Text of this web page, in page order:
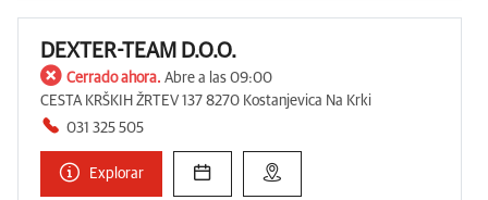
DEXTER-TEAM D.O.O.
Cerrado ahora. Abre a las 09:00
CESTA KRŠKIH ŽRTEV 137 8270 Kostanjevica Na Krki
031 325 505
Explorar